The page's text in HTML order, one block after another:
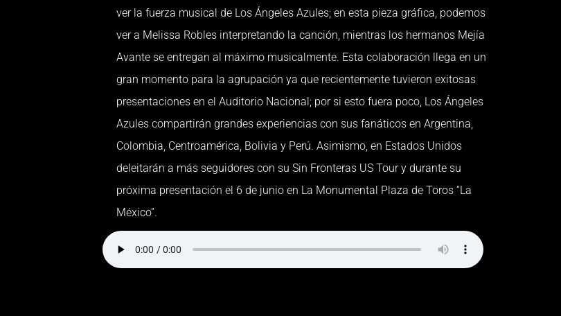
ver la fuerza musical de Los Ángeles Azules; en esta pieza gráfica, podemos
ver a Melissa Robles interpretando la canción, mientras los hermanos Mejía
Avante se entregan al máximo musicalmente. Esta colaboración llega en un
gran momento para la agrupación ya que recientemente tuvieron exitosas
presentaciones en el Auditorio Nacional; por si esto fuera poco, Los Ángeles
Azules compartirán grandes experiencias con sus fanáticos en Argentina,
Colombia, Centroamérica, Bolivia y Perú. Asimismo, en Estados Unidos
deleitarán a más seguidores con su Sin Fronteras US Tour y durante su
próxima presentación el 6 de junio en La Monumental Plaza de Toros “La
México”.